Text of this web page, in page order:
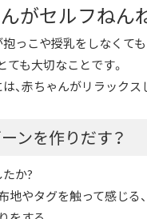
がセルフねん
っこや授乳をしなくて
ても大切なことです。
、赤ちゃんがリラック
ンを作りだす？
か?
地やタグを触って感じる